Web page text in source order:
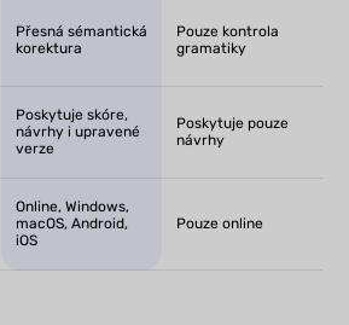
Přesná sémantická
korektura
Pouze kontrola
gramatiky
Poskytuje skóre,
návrhy i upravené
verze
Poskytuje pouze
návrhy
Online, Windows,
macOS, Android,
iOS
Pouze online